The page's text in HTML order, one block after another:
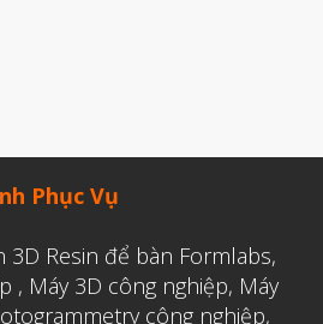
Phục Vụ
3D Resin để bàn Formlabs,
, Máy 3D công nghiệp, Máy
công nghiệp,